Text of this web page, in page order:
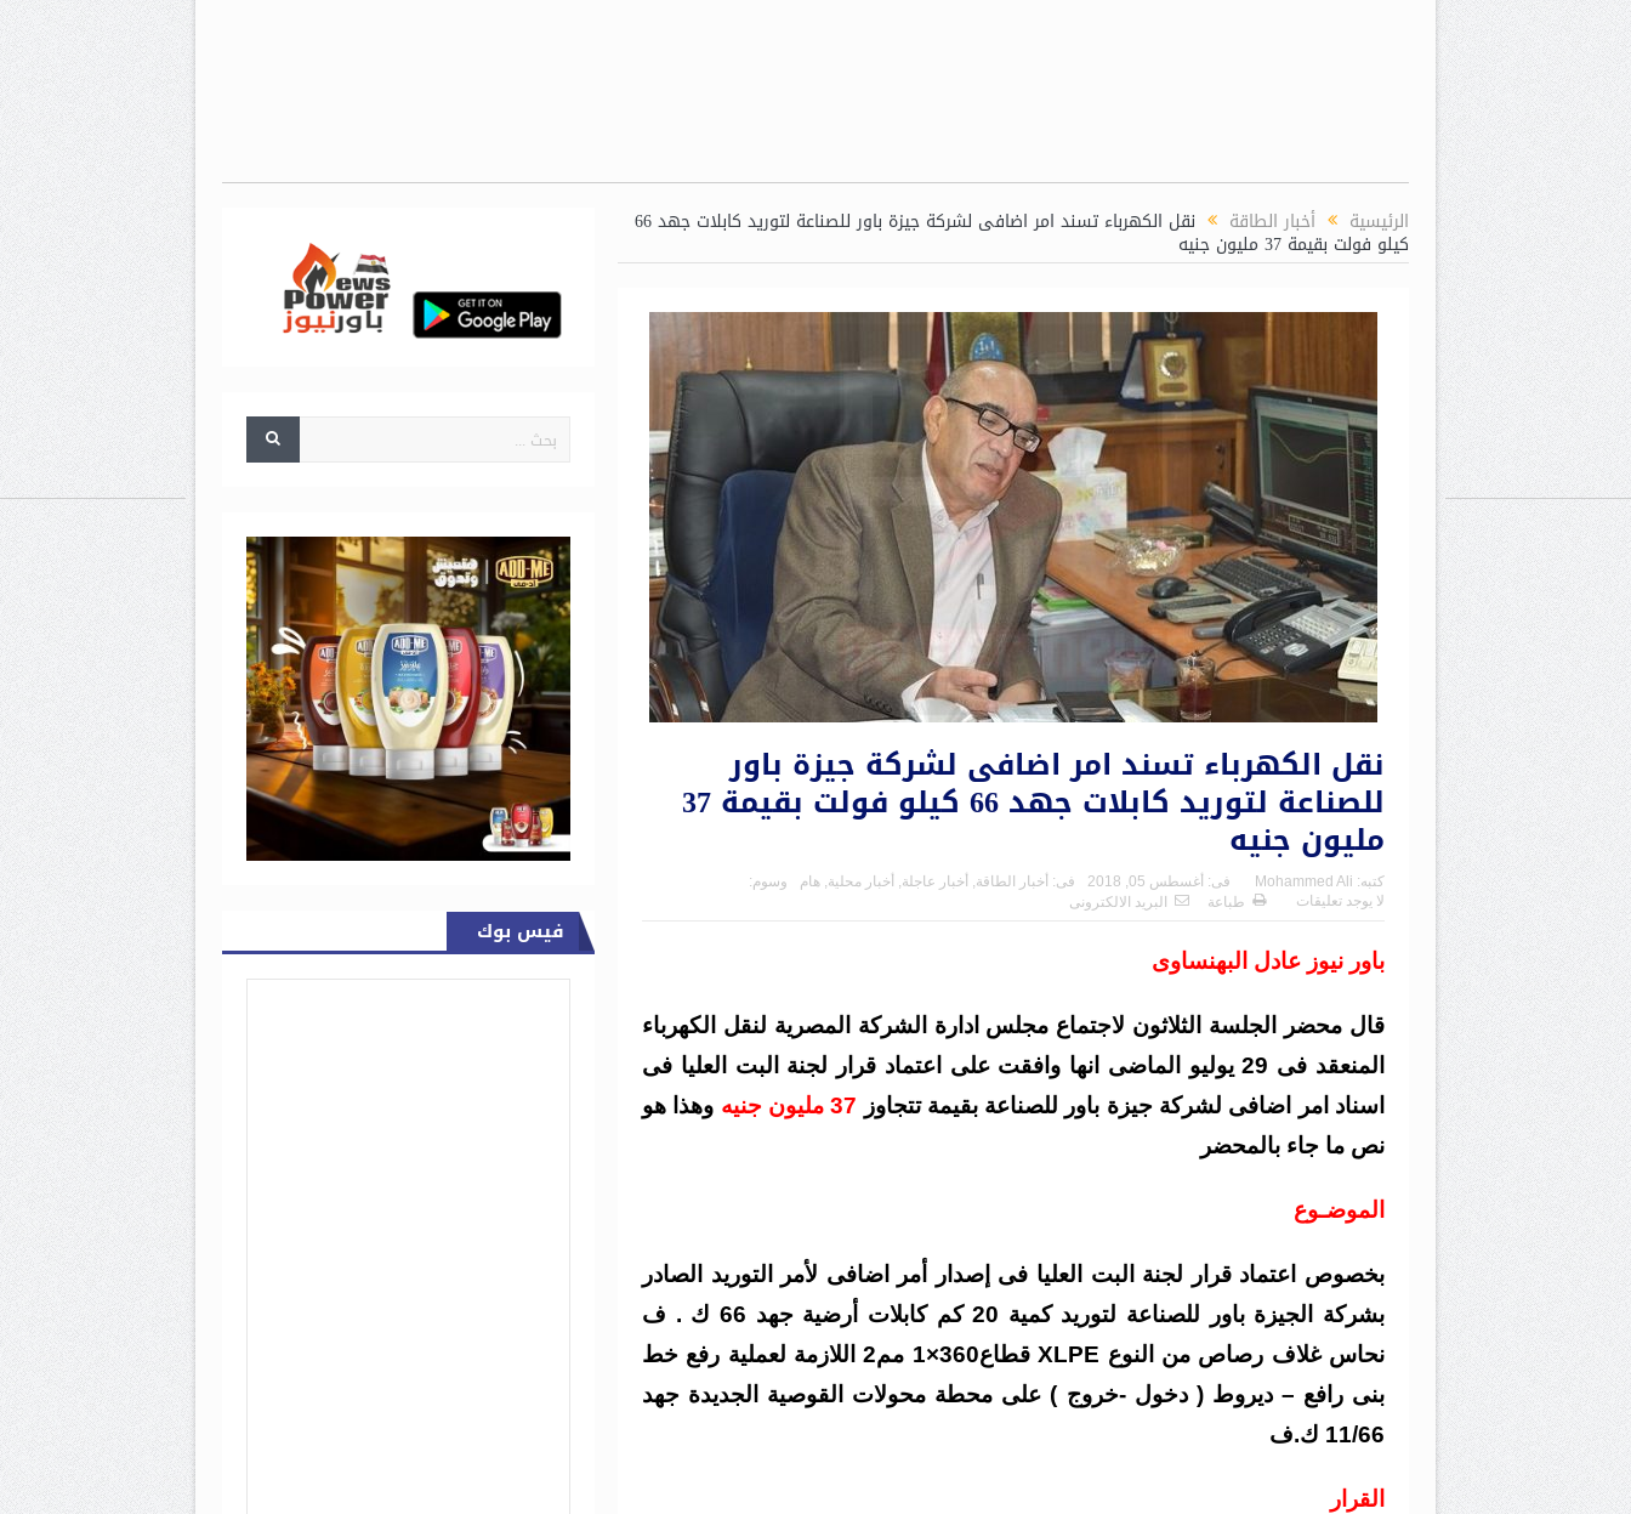
الرئيسية أخبار الطاقة نقل الكهرباء تسند امر اضافى لشركة جيزة باور للصناعة لتوريد كابلات جهد 66
كيلو فولت بقيمة 37 مليون جنيه
نقل الكهرباء تسند امر اضافى لشركة جيزة باور
للصناعة لتوريد كابلات جهد 66 كيلو فولت بقيمة 37
مليون جنيه
كتبه: Mohammed Ali فى: أغسطس 05, 2018 فى: أخبار الطاقة أخبار عاجلة أخبار محلية هام
وسوم:
لا يوجد تعليقات
طباعة البريد الالكترونى
باور نيوز عادل البهنساوى
قال محضر الجلسة الثلاثون لاجتماع مجلس ادارة الشركة المصرية لنقل الكهرباء
المنعقد فى 29 يوليو الماضى انها وافقت على اعتماد قرار لجنة البت العليا فى
اسناد امر اضافى لشركة جيزة باور للصناعة بقيمة تتجاوز
وهذا هو
نص ما جاء بالمحضر
الموضـوع
بخصوص اعتماد قرار لجنة البت العليا فى إصدار أمر اضافى لأمر التوريد الصادر
بشركة الجيزة باور للصناعة لتوريد كمية 20 كم كابلات أرضية جهد 66 ك . ف
نحاس غلاف رصاص من النوع XLPE قطاع360×1 مم2 اللازمة لعملية رفع خط
بنى رافع – ديروط ( دخول -خروج ) على محطة محولات القوصية الجديدة جهد
11/66 ك.ف
القرار
فيس بوك